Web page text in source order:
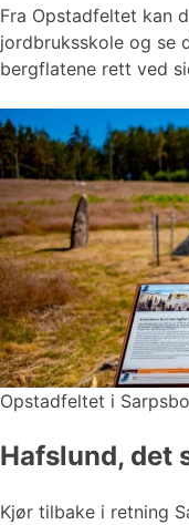
Fra Opstadfeltet kan
jordbruksskole og se
bergflatene rett ved
Opstadfeltet i
Hafslund, det
Kjør tilbake i retning